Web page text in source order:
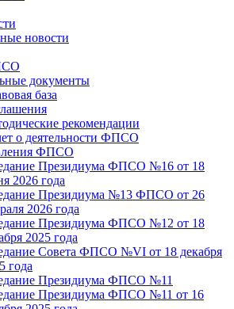
новости
документы
база
рекомендации
о деятельности ФПСО
ФПСО
Президиума ФПСО №16 от 18
2026 года
Президиума №13 ФПСО от 26
2026 года
Президиума ФПСО №12 от 18
2025 года
Совета ФПСО №VI от 18 декабря
года
Президиума ФПСО №11
Президиума ФПСО №11 от 16